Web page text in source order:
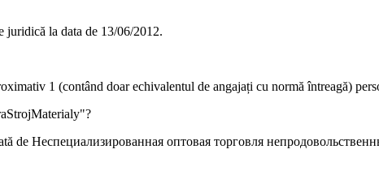
juridică la data de 13/06/2012.
1 (contând doar echivalentul de angajați cu normă întreagă)
?
de Неспециализированная оптовая торговля